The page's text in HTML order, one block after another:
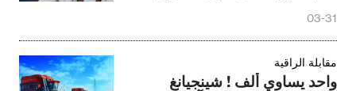
03-31
مقابلة الراقية
واحد يساوي ألف ! شينجيانغ